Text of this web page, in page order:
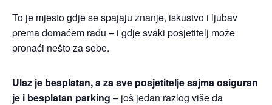
To je mjesto gdje se spajaju znanje, iskustvo i ljubav
prema domaćem radu – i gdje svaki posjetitelj može
pronaći nešto za sebe.
Ulaz je besplatan, a za sve posjetitelje sajma osiguran
je i besplatan parking – još jedan razlog više da